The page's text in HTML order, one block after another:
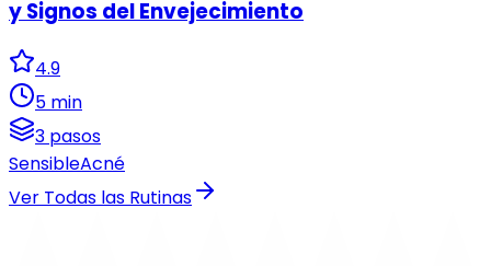
y Signos del Envejecimiento
4.9
5 min
3 pasos
SensibleAcné
Ver Todas las Rutinas